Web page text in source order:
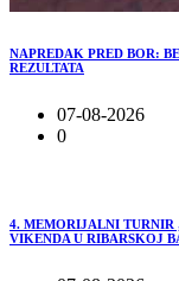
NAPREDAK PRED BOR:
REZULTATA
07-08-2026
0
4. MEMORIJALNI
VIKENDA U RIBARSKOJ